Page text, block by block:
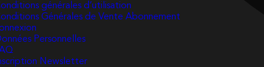
générales d’utilisation
Générales de Vente Abonnement
Personnelles
Newsletter